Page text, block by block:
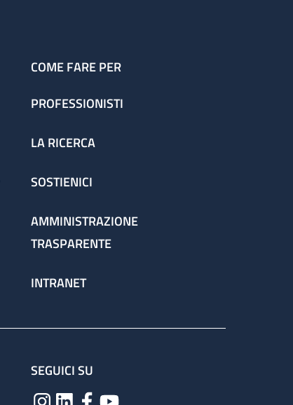
COME FARE PER
PROFESSIONISTI
LA RICERCA
SOSTIENICI
AMMINISTRAZIONE
TRASPARENTE
INTRANET
SEGUICI SU